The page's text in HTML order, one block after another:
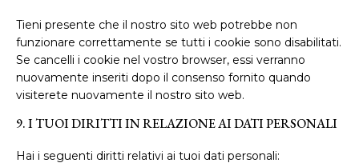
Tieni presente che il nostro sito web potrebbe non
funzionare correttamente se tutti i cookie sono disabilitati.
Se cancelli i cookie nel vostro browser, essi verranno
nuovamente inseriti dopo il consenso fornito quando
visiterete nuovamente il nostro sito web.
9. I TUOI DIRITTI IN RELAZIONE AI DATI PERSONALI
Hai i seguenti diritti relativi ai tuoi dati personali: